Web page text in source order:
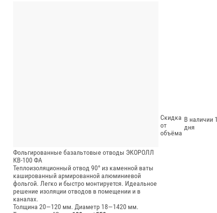
Фольгированные базальтовые отводы ЭКОРОЛЛ
КВ-100 ФА
Теплоизоляционный отвод 90° из каменной ваты
кашированный армированной алюминиевой
фольгой. Легко и быстро монтируется. Идеальное
решение изоляции отводов в помещении и в
каналах.
Толщина 20—120 мм. Диаметр 18—1420 мм.
Скидка
от
объёма
В наличии
дня